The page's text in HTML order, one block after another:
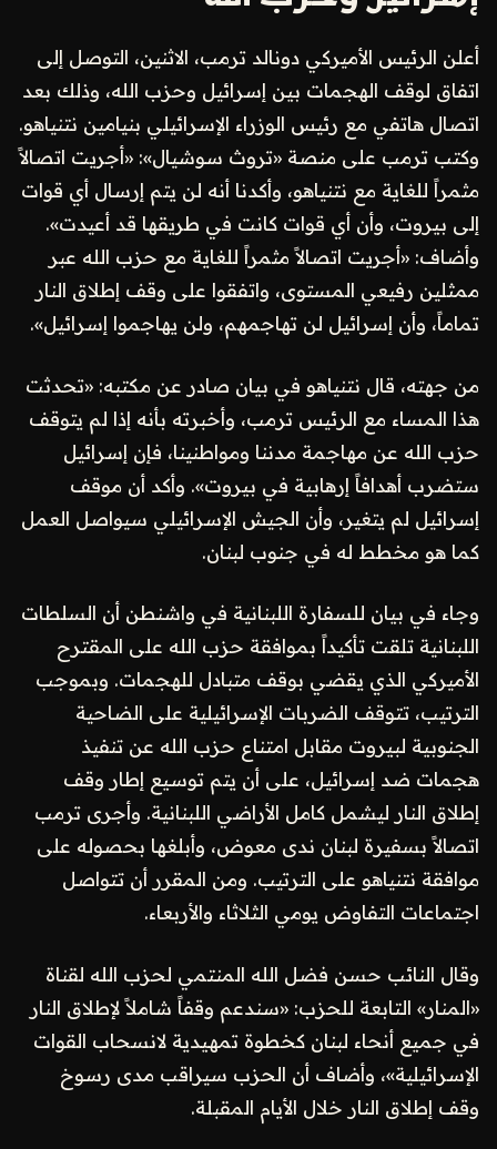
أعلن الرئيس الأميركي دونالد ترمب، الاثنين، التوصل إلى
اتفاق لوقف الهجمات بين إسرائيل وحزب الله، وذلك بعد
اتصال هاتفي مع رئيس الوزراء الإسرائيلي بنيامين نتنياهو.
وكتب ترمب على منصة «تروث سوشيال»: «أجريت اتصالاً
مثمراً للغاية مع نتنياهو، وأكدنا أنه لن يتم إرسال أي قوات
إلى بيروت، وأن أي قوات كانت في طريقها قد أعيدت».
وأضاف: «أجريت اتصالاً مثمراً للغاية مع حزب الله عبر
ممثلين رفيعي المستوى، واتفقوا على وقف إطلاق النار
تماماً، وأن إسرائيل لن تهاجمهم، ولن يهاجموا إسرائيل».
من جهته، قال نتنياهو في بيان صادر عن مكتبه: «تحدثت
هذا المساء مع الرئيس ترمب، وأخبرته بأنه إذا لم يتوقف
حزب الله عن مهاجمة مدننا ومواطنينا، فإن إسرائيل
ستضرب أهدافاً إرهابية في بيروت». وأكد أن موقف
إسرائيل لم يتغير، وأن الجيش الإسرائيلي سيواصل العمل
كما هو مخطط له في جنوب لبنان.
وجاء في بيان للسفارة اللبنانية في واشنطن أن السلطات
اللبنانية تلقت تأكيداً بموافقة حزب الله على المقترح
الأميركي الذي يقضي بوقف متبادل للهجمات. وبموجب
الترتيب، تتوقف الضربات الإسرائيلية على الضاحية
الجنوبية لبيروت مقابل امتناع حزب الله عن تنفيذ
هجمات ضد إسرائيل، على أن يتم توسيع إطار وقف
إطلاق النار ليشمل كامل الأراضي اللبنانية. وأجرى ترمب
اتصالاً بسفيرة لبنان ندى معوض، وأبلغها بحصوله على
موافقة نتنياهو على الترتيب. ومن المقرر أن تتواصل
اجتماعات التفاوض يومي الثلاثاء والأربعاء.
وقال النائب حسن فضل الله المنتمي لحزب الله لقناة
«المنار» التابعة للحزب: «سندعم وقفاً شاملاً لإطلاق النار
في جميع أنحاء لبنان كخطوة تمهيدية لانسحاب القوات
الإسرائيلية»، وأضاف أن الحزب سيراقب مدى رسوخ
وقف إطلاق النار خلال الأيام المقبلة.